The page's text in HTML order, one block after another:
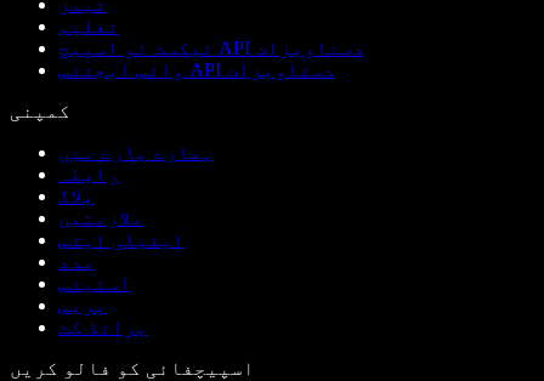
ٹیمز
تعلیم
ٹیکسٹ ٹو اسپیچ API دستاویزات
وائس ایجنٹس API دستاویزات
کمپنی
ہمارے بارے میں
رابطہ
بلاگ
ملازمتیں
ایفیلی ایٹس
مدد
اسٹیٹس
پریس
برانڈ کٹ
اسپیچفائی کو فالو کریں